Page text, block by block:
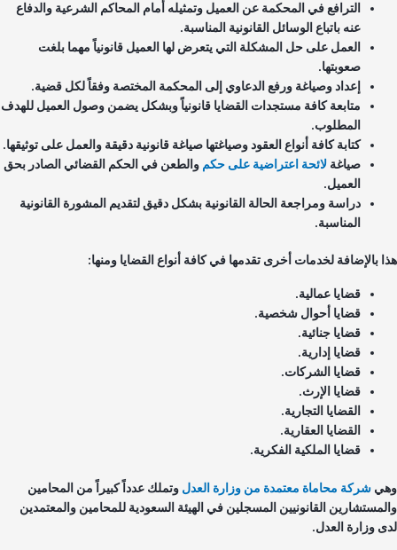
الترافع في المحكمة عن العميل وتمثيله أمام المحاكم الشرعية والدفاع
عنه باتباع الوسائل القانونية المناسبة.
العمل على حل المشكلة التي يتعرض لها العميل قانونياً مهما بلغت
صعوبتها.
إعداد وصياغة ورفع الدعاوي إلى المحكمة المختصة وفقاً لكل قضية.
متابعة كافة مستجدات القضايا قانونياً وبشكل يضمن وصول العميل للهدف
المطلوب.
كتابة كافة أنواع العقود وصياغتها صياغة قانونية دقيقة والعمل على توثيقها.
صياغةلائحة اعتراضية على حكموالطعن في الحكم القضائي الصادر بحق
العميل.
دراسة ومراجعة الحالة القانونية بشكل دقيق لتقديم المشورة القانونية
المناسبة.
بالإضافة لخدمات أخرى تقدمها في كافة أنواع القضايا ومنها:
قضايا عمالية.
قضايا أحوال شخصية.
قضايا جنائية.
قضايا إدارية.
قضايا الشركات.
قضايا الإرث.
القضايا التجارية.
القضايا العقارية.
قضايا الملكية الفكرية.
شركة محاماة معتمدة من وزارة العدلوتملك عدداً كبيراً من المحامين
القانونيين المسجلين في الهيئة السعودية للمحامين والمعتمدين
وزارة العدل.